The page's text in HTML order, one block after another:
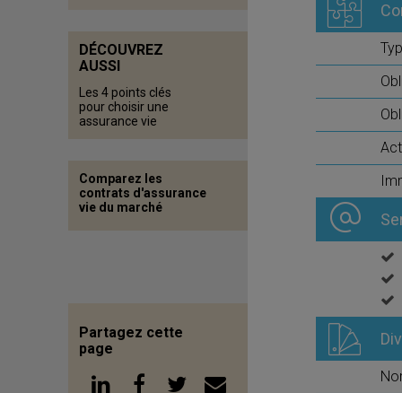
DÉCOUVREZ
AUSSI
Les 4 points clés
pour choisir une
assurance vie
Comparez les
contrats d'assurance
vie du marché
Partagez cette
page